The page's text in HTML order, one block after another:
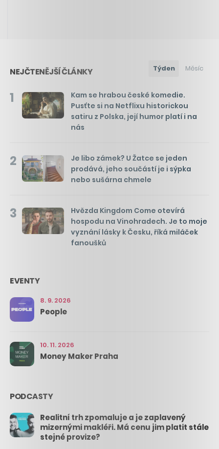
NEJČTENĚJŠÍ ČLÁNKY Týden Měsíc
1
Kam se hrabou české komedie.
Pusťte si na Netflixu historickou
satiru z Polska, její humor platí i na
nás
2
Je libo zámek? U Žatce se jeden
prodává, jeho součástí je i sýpka
nebo sušárna chmele
3
Hvězda Kingdom Come otevírá
hospodu na Vinohradech. Je to moje
vyznání lásky k Česku, říká miláček
fanoušků
EVENTY
8. 9. 2026
People
10. 11. 2026
Money Maker Praha
PODCASTY
Realitní trh zpomaluje a je zaplavený
mizernými makléři. Má cenu jim platit stále
stejné provize?